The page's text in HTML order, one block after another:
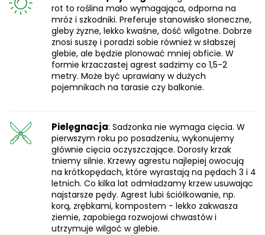
rot to roślina mało wymagająca, odporna na
mróz i szkodniki. Preferuje stanowisko słoneczne,
gleby żyzne, lekko kwaśne, dość wilgotne. Dobrze
znosi suszę i poradzi sobie również w słabszej
glebie, ale będzie plonować mniej obficie. W
formie krzaczastej agrest sadzimy co 1,5-2
metry. Może być uprawiany w dużych
pojemnikach na tarasie czy balkonie.
Pielęgnacja: Sadzonka nie wymaga cięcia. W
pierwszym roku po posadzeniu, wykonujemy
głównie cięcia oczyszczające. Dorosły krzak
tniemy silnie. Krzewy agrestu najlepiej owocują
na krótkopędach, które wyrastają na pędach 3 i 4
letnich. Co kilka lat odmładzamy krzew usuwając
najstarsze pędy. Agrest lubi ściółkowanie, np.
korą, zrębkami, kompostem - lekko zakwasza
ziemie, zapobiega rozwojowi chwastów i
utrzymuje wilgoć w glebie.